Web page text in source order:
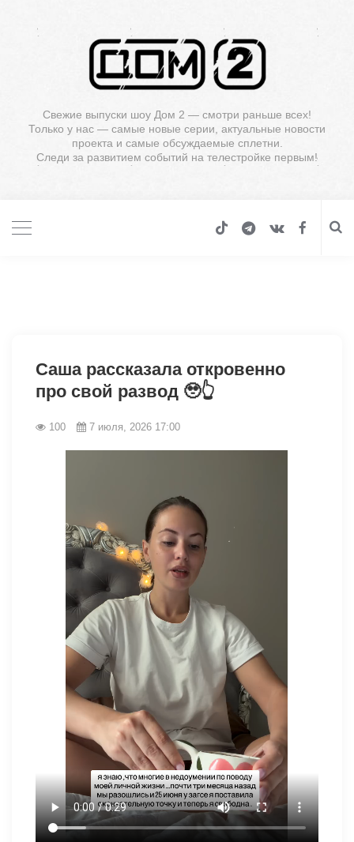
Свежие выпуски шоу Дом 2 — смотри раньше всех!
Только у нас — самые новые серии, актуальные новости
проекта и самые обсуждаемые сплетни.
Следи за развитием событий на телестройке первым!
Саша рассказала откровенно
про свой развод 🥹👆
100 7 июля, 2026 17:00